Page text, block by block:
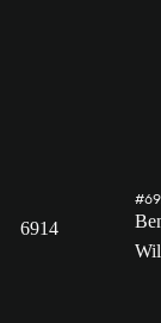
6914